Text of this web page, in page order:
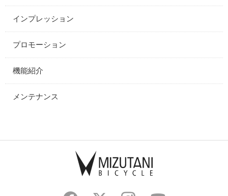
インプレッション
プロモーション
機能紹介
メンテナンス